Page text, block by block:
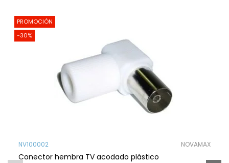
PROMOCIÓN
-30%
NV100002 NOVAMAX
Conector hembra TV acodado plástico